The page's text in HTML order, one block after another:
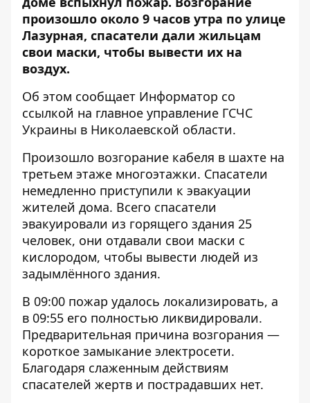
произошло около 9 часов утра по улице
Лазурная, спасатели дали жильцам
свои маски, чтобы вывести их на
воздух.
Об этом сообщает Информатор со
ссылкой на главное управление ГСЧС
Украины в Николаевской области.
Произошло возгорание кабеля в шахте на
третьем этаже многоэтажки. Спасатели
немедленно приступили к эвакуации
жителей дома. Всего спасатели
эвакуировали из горящего здания 25
человек, они отдавали свои маски с
кислородом, чтобы вывести людей из
задымлённого здания.
В 09:00 пожар удалось локализировать, а
в 09:55 его полностью ликвидировали.
Предварительная причина возгорания —
короткое замыкание электросети.
Благодаря слаженным действиям
спасателей жертв и пострадавших нет.